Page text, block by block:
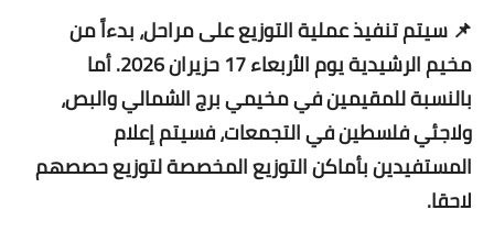
📌 سيتم تنفيذ عملية التوزيع على مراحل، بدءاً من
مخيم الرشيدية يوم الأربعاء 17 حزيران 2026. أما
بالنسبة للمقيمين في مخيمي برج الشمالي والبص،
ولاجئي فلسطين في التجمعات، فسيتم إعلام
المستفيدين بأماكن التوزيع المخصصة لتوزيع حصصهم
لاحقا.